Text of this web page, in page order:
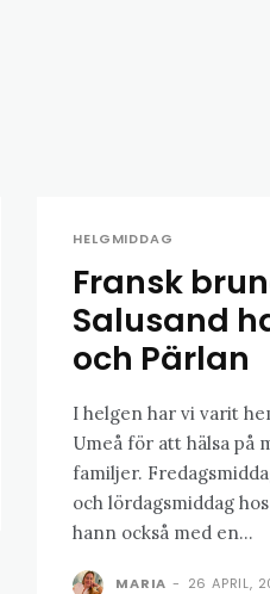
HELGMIDDAG
Fransk
Salusand
och Pärlan
I helgen har vi varit
Umeå för att hälsa på
familjer.
och lördagsmiddag
hann också med en...
MARIA - 26 APRIL,